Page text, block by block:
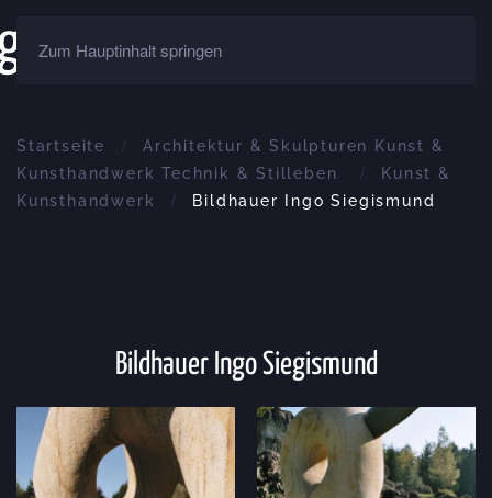
Zum Hauptinhalt springen
Startseite
Architektur & Skulpturen Kunst &
Kunsthandwerk Technik & Stilleben
Kunst &
Kunsthandwerk
Bildhauer Ingo Siegismund
Bildhauer Ingo Siegismund